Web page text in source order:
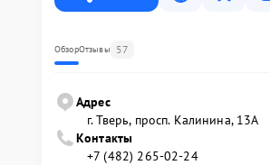
ОбзорОтзывы 57
Адрес
г. Тверь, просп. Калинина, 13А
Контакты
+7 (482) 265-02-24